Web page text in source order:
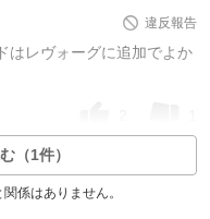
違反報告
はレヴォーグに追加でよか
（1件）
係はありません。